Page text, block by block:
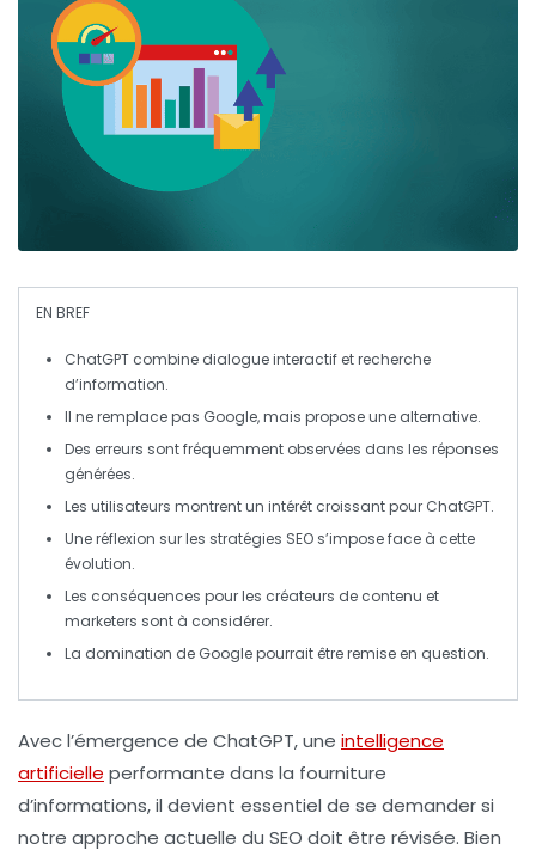
EN BREF
ChatGPT combine dialogue interactif etrecherche
d’information.
Il ne remplace pas Google, mais propose une alternative.
Des erreurs sont fréquemment observées dans les réponses
générées.
Les utilisateurs montrent un intérêt croissant pour ChatGPT.
Uneréflexion sur les stratégies SEO s’impose face à cette
évolution.
Les conséquences pour les créateurs de contenu et
marketers sont à considérer.
La domination de Googlepourrait être remise en question.
Avec l’émergence de ChatGPT, une intelligence
artificielle performante dans la fourniture
d’informations, il devient essentiel de se demander si
notre approche actuelle du SEO doit être révisée. Bien